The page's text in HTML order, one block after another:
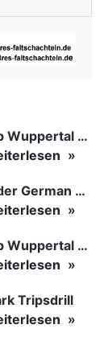
DanceComp Wuppertal 2026
Generationswechsel bei der German Open Championships…
DanceComp Wuppertal 2026
Tripsdrill